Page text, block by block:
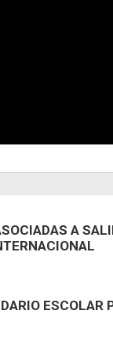
A
ESCOLAR